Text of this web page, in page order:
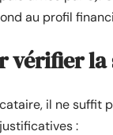
au profil
vérifier
il ne suffit
: